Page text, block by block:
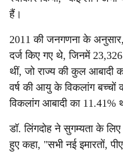
हैं।
2011 की जनगणना के
दर्ज किए गए थे, जिनमें
थीं, जो राज्य की कुल आबादी
वर्ष की आयु के विकलांग बच्चों
विकलांग आबादी का 11.41%
डॉ. लिंगदोह ने सुगम्यता के लिए
हुए कहा, "सभी नई इमारतों,